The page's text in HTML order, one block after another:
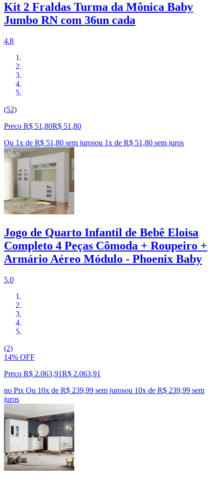
Kit 2 Fraldas Turma da Mônica Baby
Jumbo RN com 36un cada
4.8
(52)
Preço R$ 51,80R$ 51 ,80
Ou 1x de R$ 51,80 sem jurosou 1x de R$ 51,80 sem juros
Jogo de Quarto Infantil de Bebê Eloisa
Completo 4 Peças Cômoda + Roupeiro +
Armário Aéreo Módulo - Phoenix Baby
5.0
(2)
14% OFF
Preço R$ 2.063,91R$ 2.063,91
no Pix Ou 10x de R$ 239,99 sem jurosou 10x de R$ 239,99 sem
juros